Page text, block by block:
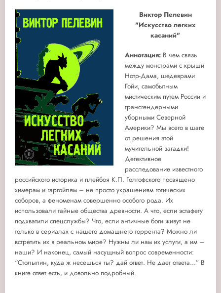
Виктор Пелевин
"Искусство легких
касаний"
Аннотация: В чем связь
между монстрами с крыши
Нотр-Дама, шедеврами
Гойи, самобытным
мистическим путем России и
трансгендерными
уборными Северной
Америки? Мы всего в шаге
от решения этой
мучительной загадки!
Детективное
расследование известного
российского историка и плейбоя К.П. Голгофского посвящено
химерам и гаргойлям – не просто украшениям готических
соборов, а феноменам совершенно особого рода. Их
использовали тайные общества древности. А что, если эстафету
подхватили спецслужбы? Что, если античные боги живут не
только в сериалах с нашего домашнего торрента? Можно ли
встретить их в реальном мире? Нужны ли нам их услуги, а им –
наши? И наконец, самый насущный вопрос современности:
“Столыпин, куда ж несешься ты? дай ответ. Не дает ответа...” В
книге ответ есть, и довольно подробный.